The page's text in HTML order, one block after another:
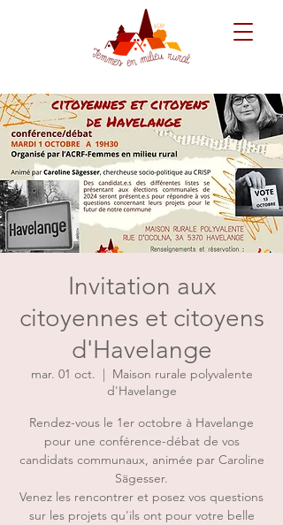
Invitation aux
citoyennes et citoyens
d'Havelange
mar. 01 oct.
  |
Maison rurale polyvalente
d'Havelange
Rendez-vous le 1er octobre à Havelange
pour une conférence-débat de vos
candidats communaux, animée par Caroline
Sägesser.
Venez les rencontrer et posez vos questions
sur les projets qu'ils ont pour votre belle